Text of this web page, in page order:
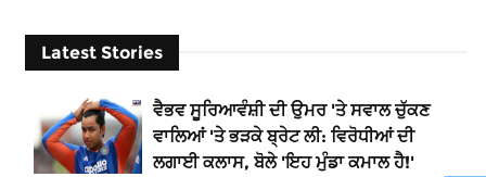
Latest Stories
ਵੈਭਵ ਸੂਰਿਆਵੰਸ਼ੀ ਦੀ ਉਮਰ 'ਤੇ ਸਵਾਲ ਚੁੱਕਣ
ਵਾਲਿਆਂ 'ਤੇ ਭੜਕੇ ਬ੍ਰੇਟ ਲੀ: ਵਿਰੋਧੀਆਂ ਦੀ
ਲਗਾਈ ਕਲਾਸ, ਬੋਲੇ 'ਇਹ ਮੁੰਡਾ ਕਮਾਲ ਹੈ!'